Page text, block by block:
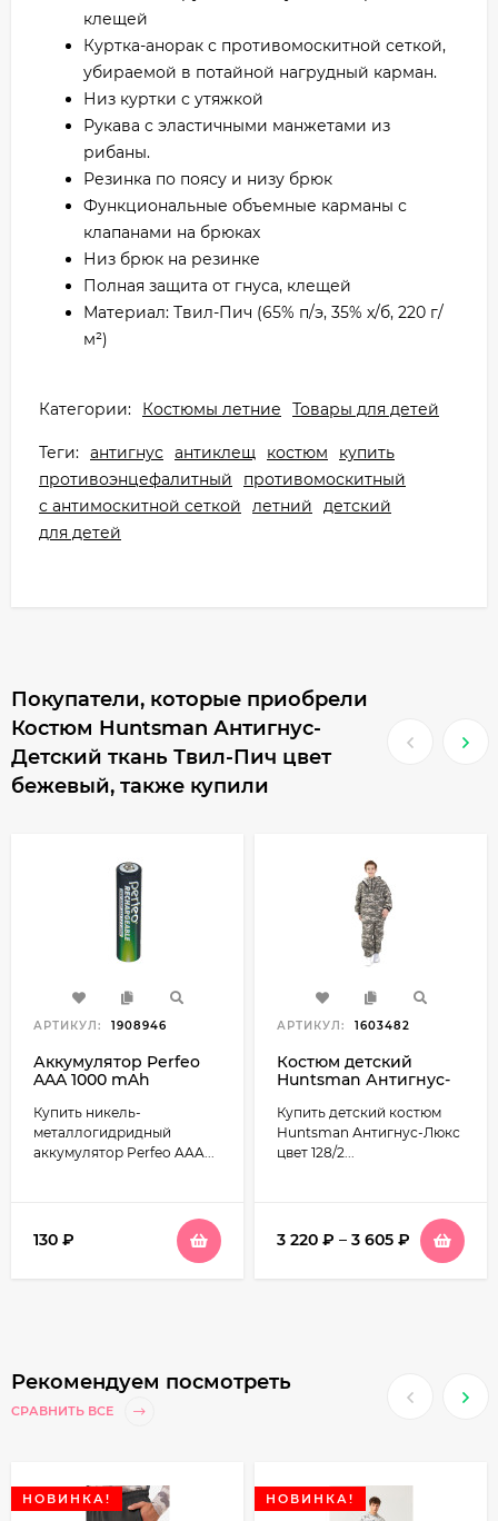
клещей
Куртка-анорак с противомоскитной сеткой,
убираемой в потайной нагрудный карман.
Низ куртки с утяжкой
Рукава с эластичными манжетами из
рибаны.
Резинка по поясу и низу брюк
Функциональные объемные карманы с
клапанами на брюках
Низ брюк на резинке
Полная защита от гнуса, клещей
Материал: Твил-Пич (65% п/э, 35% х/б, 220 г/
м²)
Категории: Костюмы летние Товары для детей
Теги: антигнус антиклещ костюм
купить
противоэнцефалитный
противомоскитный
с антимоскитной сеткой
летний
детский
для детей
Покупатели, которые приобрели
Костюм Huntsman Антигнус-
Детский ткань Твил-Пич цвет
бежевый, также купили
АРТИКУЛ: 1908946
Аккумулятор Perfeo
AAA 1000 mAh
Купить никель-
металлогидридный
аккумулятор Perfeo AAA...
130 ₽
АРТИКУЛ: 1603482
Костюм детский
Huntsman Антигнус-
(Сорочка) цвет 128/2
(светлый пиксель)
Купить детский костюм
Huntsman Антигнус-Люкс
цвет 128/2...
3 220 ₽ – 3 605 ₽
Рекомендуем посмотреть
СРАВНИТЬ ВСЕ
НОВИНКА! НОВИНКА!